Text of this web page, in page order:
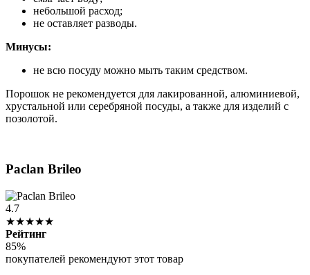
небольшой расход;
не оставляет разводы.
Минусы:
не всю посуду можно мыть таким средством.
Порошок не рекомендуется для лакированной, алюминиевой,
хрустальной или серебряной посуды, а также для изделий с
позолотой.
Paclan Brileo
4.7
★★★★★
Рейтинг
85%
покупателей рекомендуют этот товар